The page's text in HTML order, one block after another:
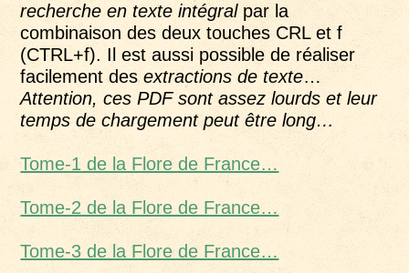
recherche en texte intégral par la
combinaison des deux touches CRL et f
(CTRL+f). Il est aussi possible de réaliser
facilement desextractions de texte…
Attention, ces PDF sont assez lourds et leur
temps de chargement peut être long…
Tome-1 de la Flore de France…
Tome-2 de la Flore de France…
Tome-3 de la Flore de France…